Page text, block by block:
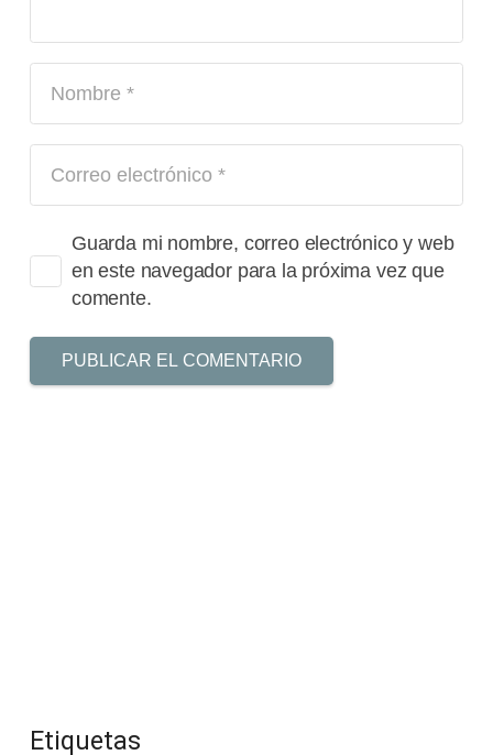
Guarda mi nombre, correo electrónico y web
en este navegador para la próxima vez que
comente.
PUBLICAR EL COMENTARIO
Etiquetas